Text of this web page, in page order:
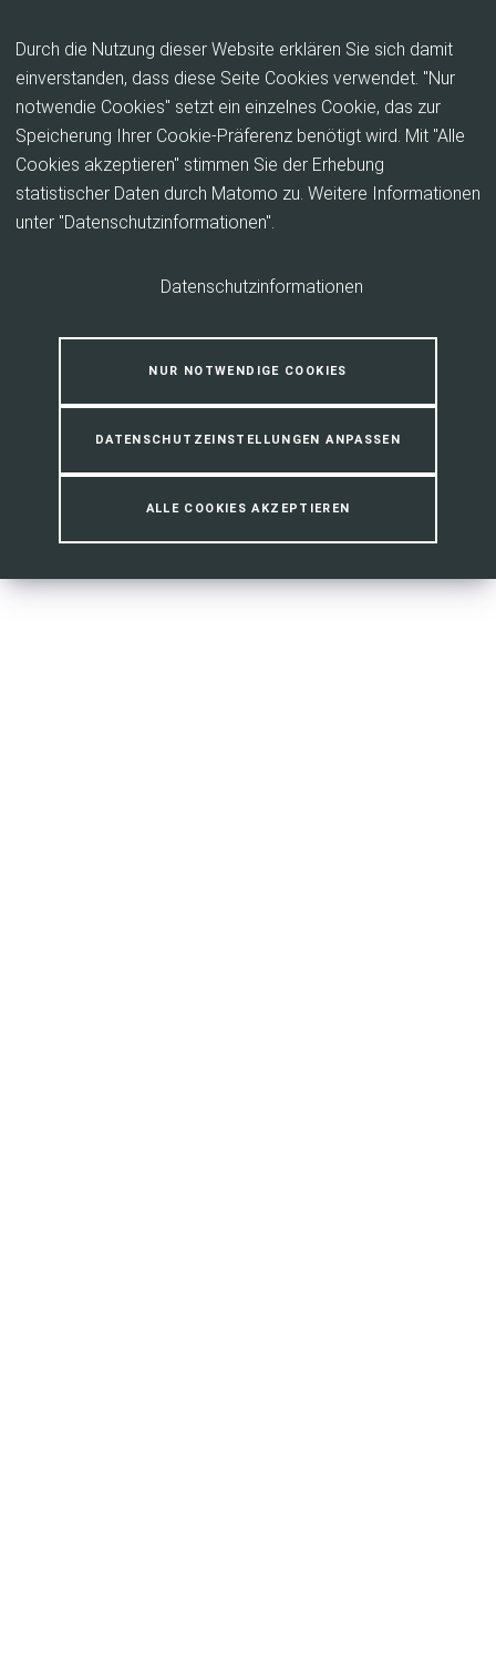
Durch die Nutzung dieser Website erklären Sie sich damit
einverstanden, dass diese Seite Cookies verwendet. "Nur
notwendie Cookies" setzt ein einzelnes Cookie, das zur
Speicherung Ihrer Cookie-Präferenz benötigt wird. Mit "Alle
Cookies akzeptieren" stimmen Sie der Erhebung
statistischer Daten durch Matomo zu. Weitere Informationen
unter "Datenschutzinformationen".
Datenschutzinformationen
NUR NOTWENDIGE COOKIES
DATENSCHUTZEINSTELLUNGEN ANPASSEN
ALLE COOKIES AKZEPTIEREN
Dorf- und Regionalentwicklung
Der ländliche Raum ist ein attraktiver
Umsetzung der Förderprogramme Dorf- und
Regionalentwicklung/LEADER zur Stärkung der ländlichen
Dorfentwicklung